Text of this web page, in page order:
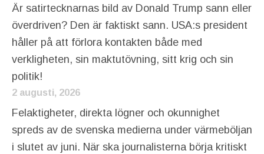
Är satirtecknarnas bild av Donald Trump sann eller
överdriven? Den är faktiskt sann. USA:s president
håller på att förlora kontakten både med
verkligheten, sin maktutövning, sitt krig och sin
politik!
2 augusti, 2026
Felaktigheter, direkta lögner och okunnighet
spreds av de svenska medierna under värmeböljan
i slutet av juni. När ska journalisterna börja kritiskt